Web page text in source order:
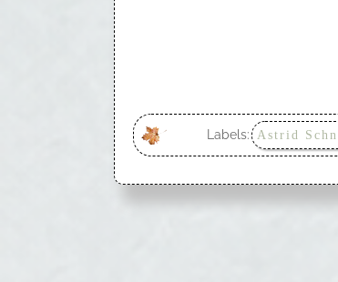
Labels: Astrid